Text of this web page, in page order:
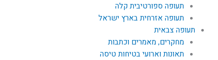
תעופה ספורטיבית קלה
תעופה אזרחית בארץ ישראל
תעופה צבאית
מחקרים, מאמרים וכתבות
תאונות וארועי בטיחות טיסה